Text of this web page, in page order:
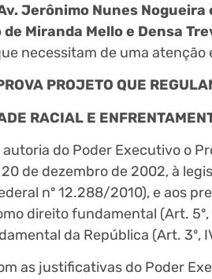
Jerônimo Nunes Nogueira
Miranda Mello e Densa
necessitam de uma
PROJETO QUE
RACIAL E
autoria do Poder Executivo o
20 de dezembro de 2002, à
nº 12.288/2010), e aos
direito fundamental (Art. 5º,
da República (Art. 3º,
as justificativas do Poder